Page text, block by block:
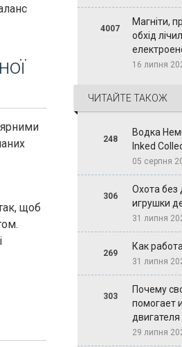
щоб
4007
Магніти,
обхід
16 липня
ЧИТАЙТЕ ТАКОЖ
248
Водка
Inked
05 серпня
306
Охота без
игрушки
31 липня
269
Как
31 липня
303
Почему
помогает
двигателя
29 липня